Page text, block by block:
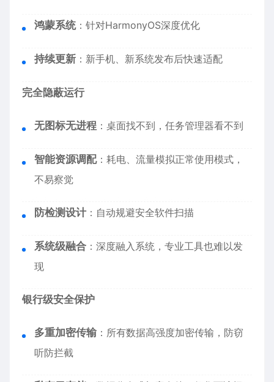
鸿蒙系统：针对HarmonyOS深度优化
持续更新 ：新手机、新系统发布后快速适配
完全隐蔽运行
无图标无进程 ：桌面找不到，任务管理器看不到
智能资源调配：耗电、流量模拟正常使用模式，
不易察觉
防检测设计 ：自动规避安全软件扫描
系统级融合 ：深度融入系统，专业工具也难以发
现
银行级安全保护
多重加密传输 ：所有数据高强度加密传输，防窃
听防拦截